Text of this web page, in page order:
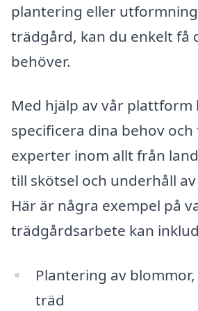
plantering eller
trädgård, kan du enkelt få
behöver.
Med hjälp av vår plattform
specificera dina behov
experter inom allt från
till skötsel och underhåll
Här är några exempel på
trädgårdsarbete kan
Plantering av
träd